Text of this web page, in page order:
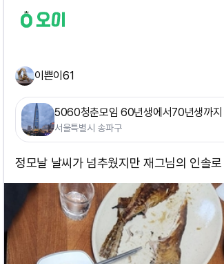
이쁜이61
5060청춘모임 60년생에서70년생까지
서울특별시 송파구
정모날 날씨가 넘추웠지만 재그님의 인솔